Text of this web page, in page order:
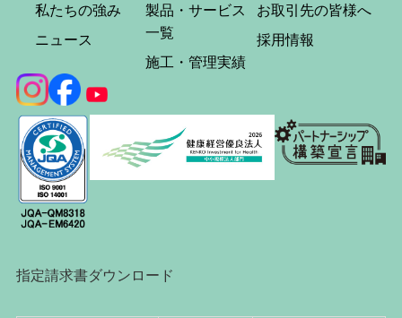
私たちの強み
ニュース
製品・サービス
一覧
施工・管理実績
お取引先の皆様へ
採用情報
指定請求書ダウンロード